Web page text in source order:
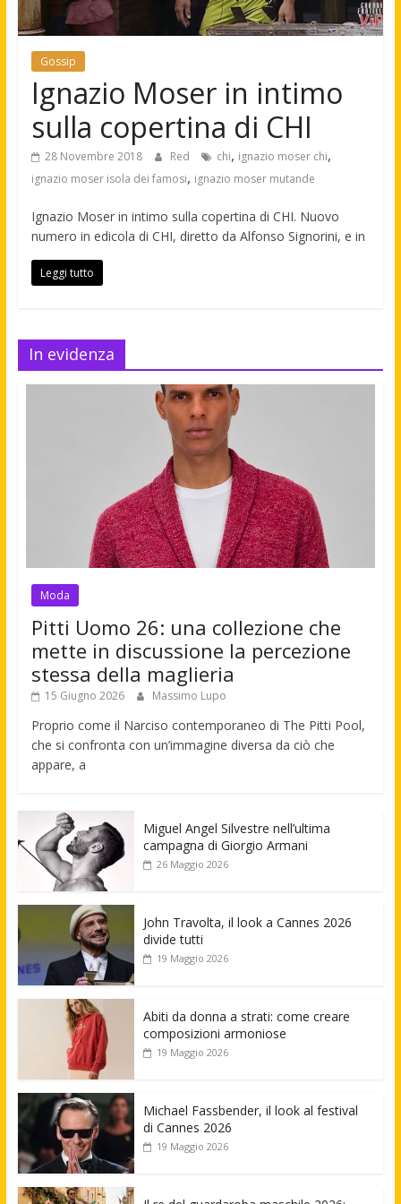
Gossip
Ignazio Moser in intimo
sulla copertina di CHI
28 Novembre 2018 Red chi, ignazio moser chi,
ignazio moser isola dei famosi, ignazio moser mutande
Ignazio Moser in intimo sulla copertina di CHI. Nuovo
numero in edicola di CHI, diretto da Alfonso Signorini, e in
Leggi tutto
In evidenza
Moda
Pitti Uomo 26: una collezione che
mette in discussione la percezione
stessa della maglieria
15 Giugno 2026 Massimo Lupo
Proprio come il Narciso contemporaneo di The Pitti Pool,
che si confronta con un’immagine diversa da ciò che
appare, a
Miguel Angel Silvestre nell’ultima
campagna di Giorgio Armani
26 Maggio 2026
John Travolta, il look a Cannes 2026
divide tutti
19 Maggio 2026
Abiti da donna a strati: come creare
composizioni armoniose
19 Maggio 2026
Michael Fassbender, il look al festival
di Cannes 2026
19 Maggio 2026